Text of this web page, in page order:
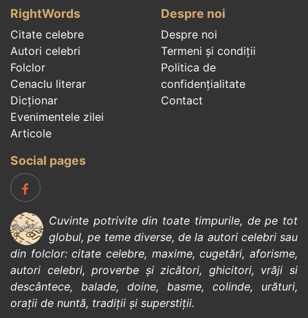
RightWords
Citate celebre
Autori celebri
Folclor
Cenaclu literar
Dicționar
Evenimentele zilei
Articole
Despre noi
Despre noi
Termeni și condiții
Politica de
confidenţialitate
Contact
Social pages
Cuvinte potrivite din toate timpurile, de pe tot
globul, pe teme diverse, de la autori celebrisau
din folclor:citate celebre, maxime,cugetări,aforisme,
autori celebri,proverbe și zicători, ghicitori, vrăji si
descântece, balade, doine, basme, colinde, urături,
orații de nuntă, tradiții și superstiții.